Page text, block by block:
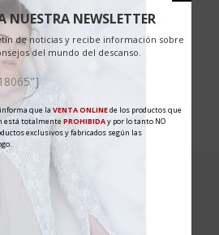
(Español) (Español)
NUESTRA NEWSLETTER
de noticias y recibe información sobre
del mundo del descanso.
que laVENTA ONLINEde los productos que
está totalmentePROHIBIDAy por lo tanto NO
exclusivos y fabricados según las